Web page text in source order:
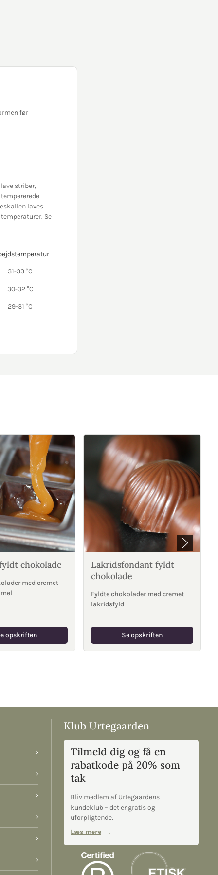
før
striber,
laves.
Se
31-33 °C
30-32 °C
29-31 °C
chokolade
med cremet
opskriften
Lakridsfondant fyldt
chokolade
Fyldte chokolader med cremet
lakridsfyld
Se opskriften
›
›
›
›
›
›
Klub Urtegaarden
Tilmeld dig og få en
rabatkode på 20% som
tak
Bliv medlem af Urtegaardens
kundeklub – det er gratis og
uforpligtende.
Læs mere